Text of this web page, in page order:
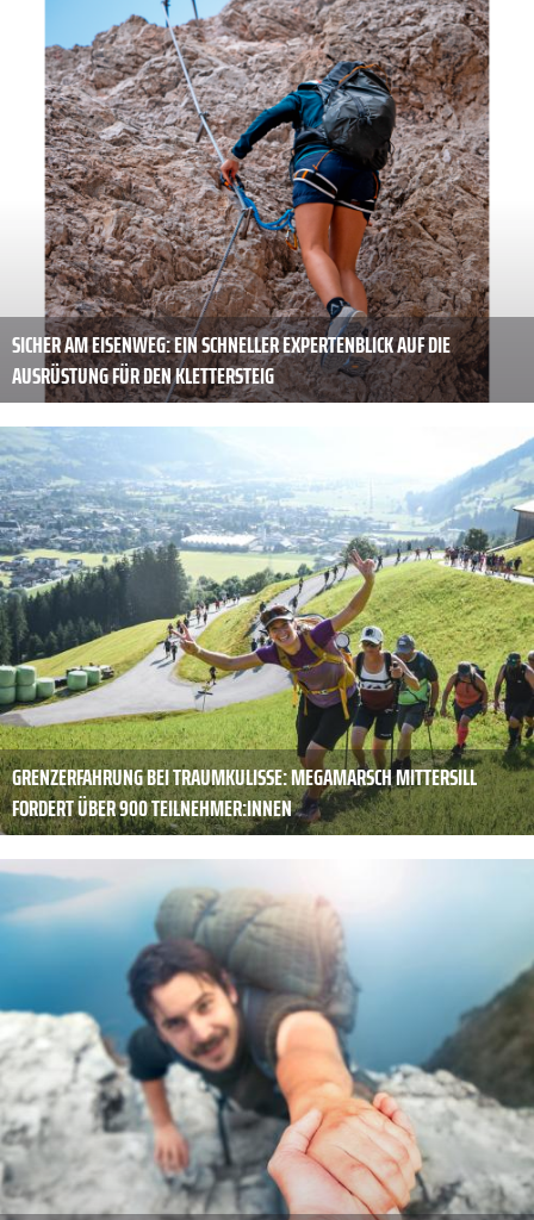
SICHER AM EISENWEG: EIN SCHNELLER EXPERTENBLICK AUF DIE
AUSRÜSTUNG FÜR DEN KLETTERSTEIG
GRENZERFAHRUNG BEI TRAUMKULISSE: MEGAMARSCH MITTERSILL
FORDERT ÜBER 900 TEILNEHMER:INNEN